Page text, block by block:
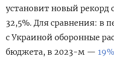
установит новый рекорд
32,5%. Для сравнения: в
с Украиной оборонные
бюджета, в 2023-м — 19%